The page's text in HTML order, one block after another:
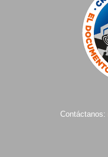
Contáctanos: